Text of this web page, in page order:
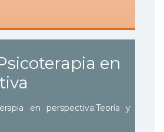
en
en perspectiva:Teoría y